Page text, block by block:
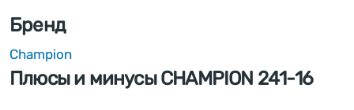
Бренд
Champion
Плюсы и минусы CHAMPION 241-16